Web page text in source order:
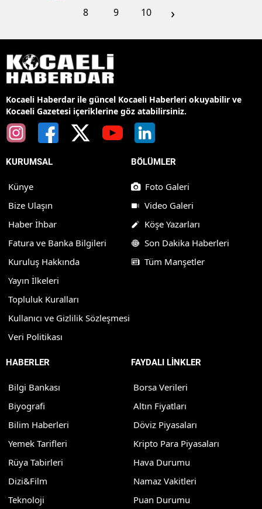
8
9 10 ›
Kocaeli Haberdar ile güncel Kocaeli Haberleri okuyabilir ve
Kocaeli Gazetesi içeriklerine göz atabilirsiniz.
KURUMSAL
Künye
Bize Ulaşın
Haber İhbar
Fatura ve Banka Bilgileri
Kuruluş Hakkında
Yayın İlkeleri
Topluluk Kuralları
Kullanıcı ve Gizlilik Sözleşmesi
Veri Politikası
BÖLÜMLER
Foto Galeri
Video Galeri
Köşe Yazarları
Son Dakika Haberleri
Tüm Manşetler
HABERLER
Bilgi Bankası
Biyografi
Bilim Haberleri
Yemek Tarifleri
Rüya Tabirleri
Dizi&Film
Teknoloji
FAYDALI LİNKLER
Borsa Verileri
Altın Fiyatları
Döviz Piyasaları
Kripto Para Piyasaları
Hava Durumu
Namaz Vakitleri
Puan Durumu